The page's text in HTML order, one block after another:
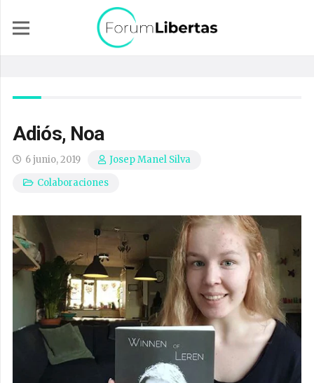
Adiós, Noa
6 junio, 2019
Josep Manel Silva
Colaboraciones